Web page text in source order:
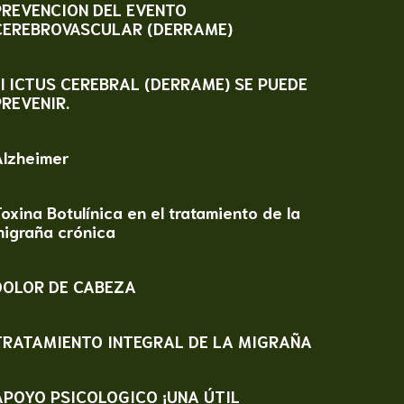
DEL EVENTO
(DERRAME)
ICTUS CEREBRAL (DERRAME) SE PUEDE
Botulínica en el tratamiento de la
crónica
DE CABEZA
INTEGRAL DE LA MIGRAÑA
PSICOLOGICO ¡UNA ÚTIL